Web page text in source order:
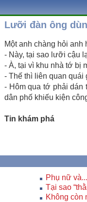
Lưỡi đàn ông
Một anh chàng hỏi anh
- Này, tại sao lưỡi cậu
- À, tại vì khu nhà tớ bị
- Thế thì liên quan
- Hôm qua tớ phải dán
dân phố khiếu kiện
Tin khám phá
Phụ nữ
Tại sao
Không còn